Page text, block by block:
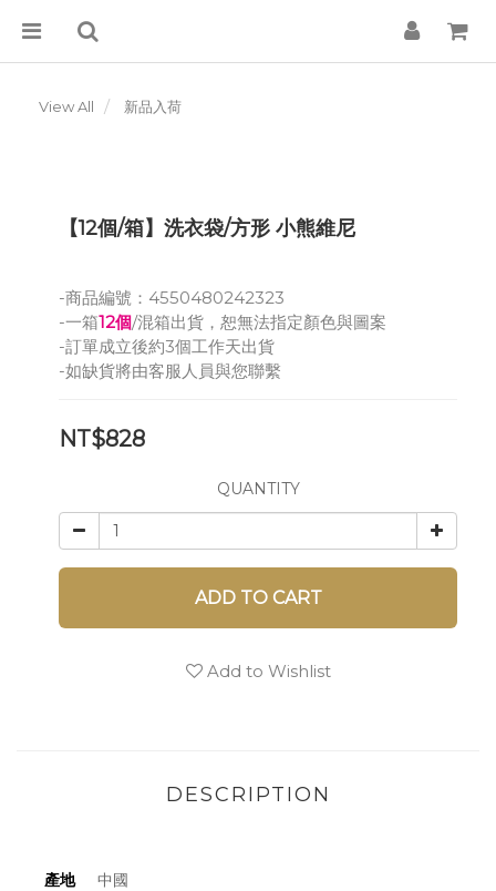
View All 新品入荷
【12個/箱】洗衣袋/方形 小熊維尼
-商品編號：4550480242323
-一箱12個/混箱出貨，恕無法指定顏色與圖案
-訂單成立後約3個工作天出貨
-如缺貨將由客服人員與您聯繫
NT$828
QUANTITY
ADD TO CART
Add to Wishlist
DESCRIPTION
產地 中國